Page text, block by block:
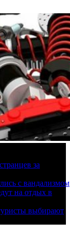
за
с вандализмом
на отдых в
выбирают